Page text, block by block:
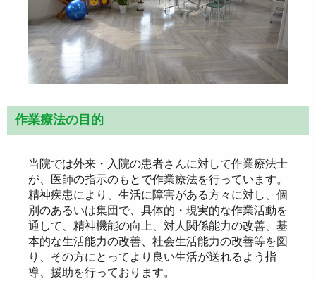
作業療法の目的
当院では外来・入院の患者さんに対して作業療法士
が、医師の指示のもとで作業療法を行っています。
精神疾患により、生活に障害がある方々に対し、個
別のあるいは集団で、具体的・現実的な作業活動を
通して、精神機能の向上、対人関係能力の改善、基
本的な生活能力の改善、社会生活能力の改善等を図
り、その方にとってより良い生活が送れるよう指
導、援助を行っております。